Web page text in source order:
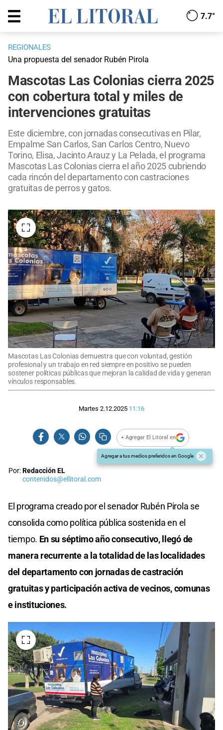
7.7°
REGIONALES
Una propuesta del senador Rubén Pirola
Mascotas Las Colonias cierra 2025
con cobertura total y miles de
intervenciones gratuitas
Este diciembre, con jornadas consecutivas en Pilar,
Empalme San Carlos, San Carlos Centro, Nuevo
Torino, Elisa, Jacinto Arauz y La Pelada, el programa
Mascotas Las Colonias cierra el año 2025 cubriendo
cada rincón del departamento con castraciones
gratuitas de perros y gatos.
Mascotas Las Colonias demuestra que con voluntad, gestión
profesional y un trabajo en red siempre en positivo se pueden
sostener políticas públicas que mejoran la calidad de vida y generan
vínculos responsables.
Martes 2.12.2025 11:16
+ Agregar El Litoral en
Agregar a tus medios preferidos en Google
Por:Redacción EL
contenidos@ellitoral.com
El programa creado por el senador Rubén Pirola se
consolida como política pública sostenida en el
tiempo. En su séptimo año consecutivo, llegó de
manera recurrente a la totalidad de las localidades
del departamento con jornadas de castración
gratuitas y participación activa de vecinos, comunas
e instituciones.